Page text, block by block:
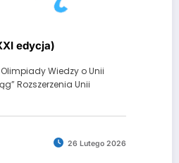
edycja)
Wiedzy o Unii
Rozszerzenia Unii
26 Lutego 2026